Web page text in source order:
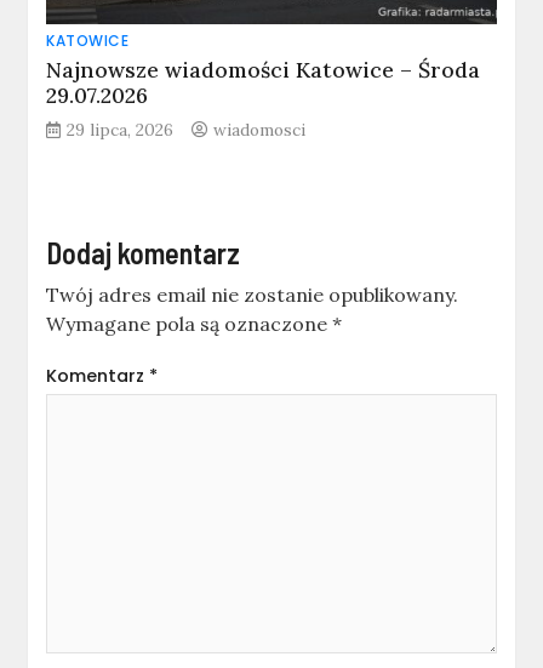
KATOWICE
Najnowsze wiadomości Katowice – Środa
29.07.2026
29 lipca, 2026 wiadomosci
Dodaj komentarz
Twój adres email nie zostanie opublikowany.
Wymagane pola są oznaczone*
Komentarz *